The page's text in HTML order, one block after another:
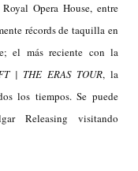
Opera House, entre
récords de taquilla en
el más reciente con la
| THE ERAS TOUR, la
los tiempos. Se puede
Releasing visitando